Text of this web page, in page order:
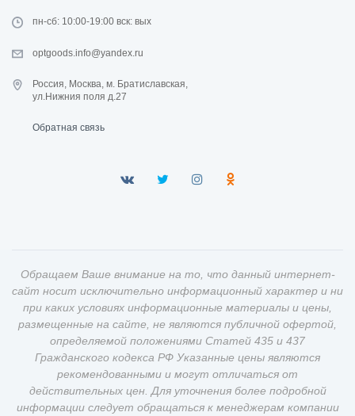
пн-сб: 10:00-19:00 вск: вых
optgoods.info@yandex.ru
Россия, Москва, м. Братиславская,
ул.Нижния поля д.27
Обратная связь
Обращаем Ваше внимание на то, что данный интернет-
сайт носит исключительно информационный характер и ни
при каких условиях информационные материалы и цены,
размещенные на сайте, не являются публичной офертой,
определяемой положениями Статей 435 и 437
Гражданского кодекса РФ Указанные цены являются
рекомендованными и могут отличаться от
действительных цен. Для уточнения более подробной
информации следует обращаться к менеджерам компании